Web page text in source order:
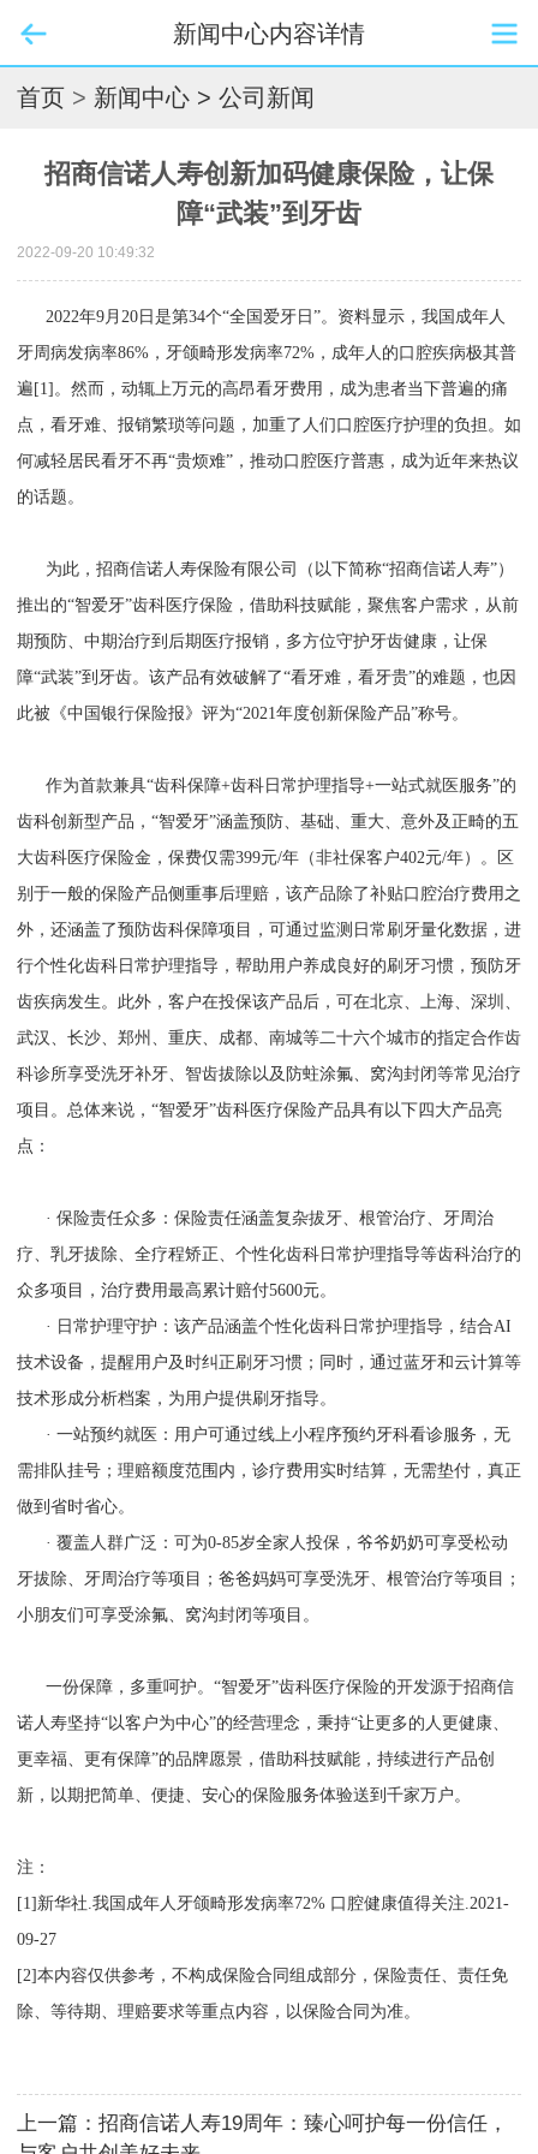
新闻中心内容详情
首页 > 新闻中心 > 公司新闻
招商信诺人寿创新加码健康保险，让保
障“武装”到牙齿
2022-09-20 10:49:32
2022年9月20日是第34个“全国爱牙日”。资料显示，我国成年人
牙周病发病率86%，牙颌畸形发病率72%，成年人的口腔疾病极其普
遍[1]。然而，动辄上万元的高昂看牙费用，成为患者当下普遍的痛
点，看牙难、报销繁琐等问题，加重了人们口腔医疗护理的负担。如
何减轻居民看牙不再“贵烦难”，推动口腔医疗普惠，成为近年来热议
的话题。
为此，招商信诺人寿保险有限公司（以下简称“招商信诺人寿”）
推出的“智爱牙”齿科医疗保险，借助科技赋能，聚焦客户需求，从前
期预防、中期治疗到后期医疗报销，多方位守护牙齿健康，让保
障“武装”到牙齿。该产品有效破解了“看牙难，看牙贵”的难题，也因
此被《中国银行保险报》评为“2021年度创新保险产品”称号。
作为首款兼具“齿科保障+齿科日常护理指导+一站式就医服务”的
齿科创新型产品，“智爱牙”涵盖预防、基础、重大、意外及正畸的五
大齿科医疗保险金，保费仅需399元/年（非社保客户402元/年）。区
别于一般的保险产品侧重事后理赔，该产品除了补贴口腔治疗费用之
外，还涵盖了预防齿科保障项目，可通过监测日常刷牙量化数据，进
行个性化齿科日常护理指导，帮助用户养成良好的刷牙习惯，预防牙
齿疾病发生。此外，客户在投保该产品后，可在北京、上海、深圳、
武汉、长沙、郑州、重庆、成都、南城等二十六个城市的指定合作齿
科诊所享受洗牙补牙、智齿拔除以及防蛀涂氟、窝沟封闭等常见治疗
项目。总体来说，“智爱牙”齿科医疗保险产品具有以下四大产品亮
点：
· 保险责任众多：保险责任涵盖复杂拔牙、根管治疗、牙周治
疗、乳牙拔除、全疗程矫正、个性化齿科日常护理指导等齿科治疗的
众多项目，治疗费用最高累计赔付5600元。
· 日常护理守护：该产品涵盖个性化齿科日常护理指导，结合AI
技术设备，提醒用户及时纠正刷牙习惯；同时，通过蓝牙和云计算等
技术形成分析档案，为用户提供刷牙指导。
​​​​​​​· 一站预约就医：用户可通过线上小程序预约牙科看诊服务，无
需排队挂号；理赔额度范围内，诊疗费用实时结算，无需垫付，真正
做到省时省心。
​​​​​​​· 覆盖人群广泛：可为0-85岁全家人投保，爷爷奶奶可享受松动
牙拔除、牙周治疗等项目；爸爸妈妈可享受洗牙、根管治疗等项目；
小朋友们可享受涂氟、窝沟封闭等项目。
一份保障，多重呵护。“智爱牙”齿科医疗保险的开发源于招商信
诺人寿坚持“以客户为中心”的经营理念，秉持“让更多的人更健康、
更幸福、更有保障”的品牌愿景，借助科技赋能，持续进行产品创
新，以期把简单、便捷、安心的保险服务体验送到千家万户。
注：
[1]新华社.我国成年人牙颌畸形发病率72% 口腔健康值得关注.2021-
09-27
[2]本内容仅供参考，不构成保险合同组成部分，保险责任、责任免
除、等待期、理赔要求等重点内容，以保险合同为准。
上一篇： 招商信诺人寿19周年：臻心呵护每一份信任，